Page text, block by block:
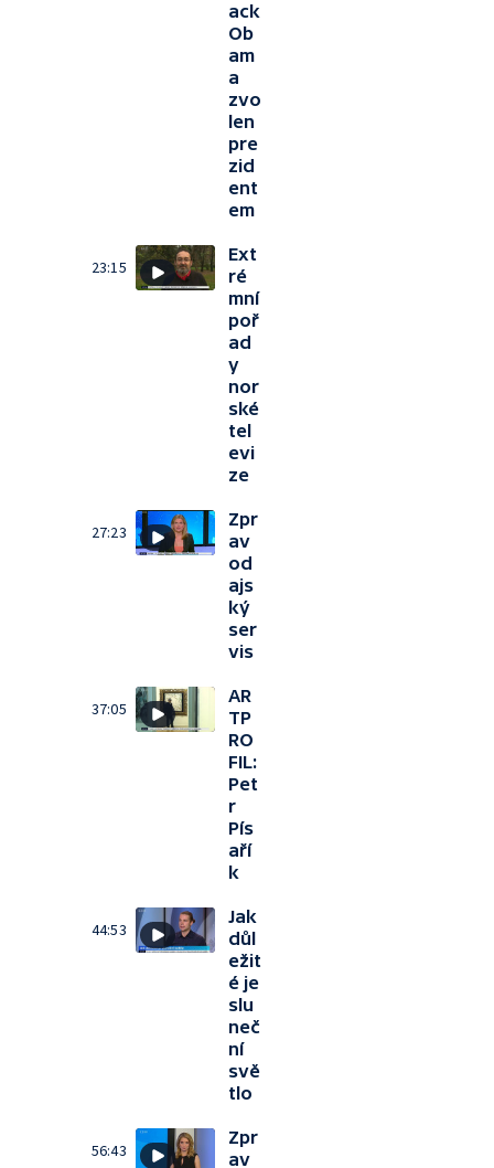
ack
Ob
am
a
zvo
len
pre
zid
ent
em
23:15
Ext
ré
mní
poř
ad
y
nor
ské
tel
evi
ze
27:23
Zpr
av
od
ajs
ký
ser
vis
37:05
AR
TP
RO
FIL:
Pet
r
Pís
aří
k
44:53
Jak
důl
ežit
é je
slu
neč
ní
svě
tlo
56:43
Zpr
av